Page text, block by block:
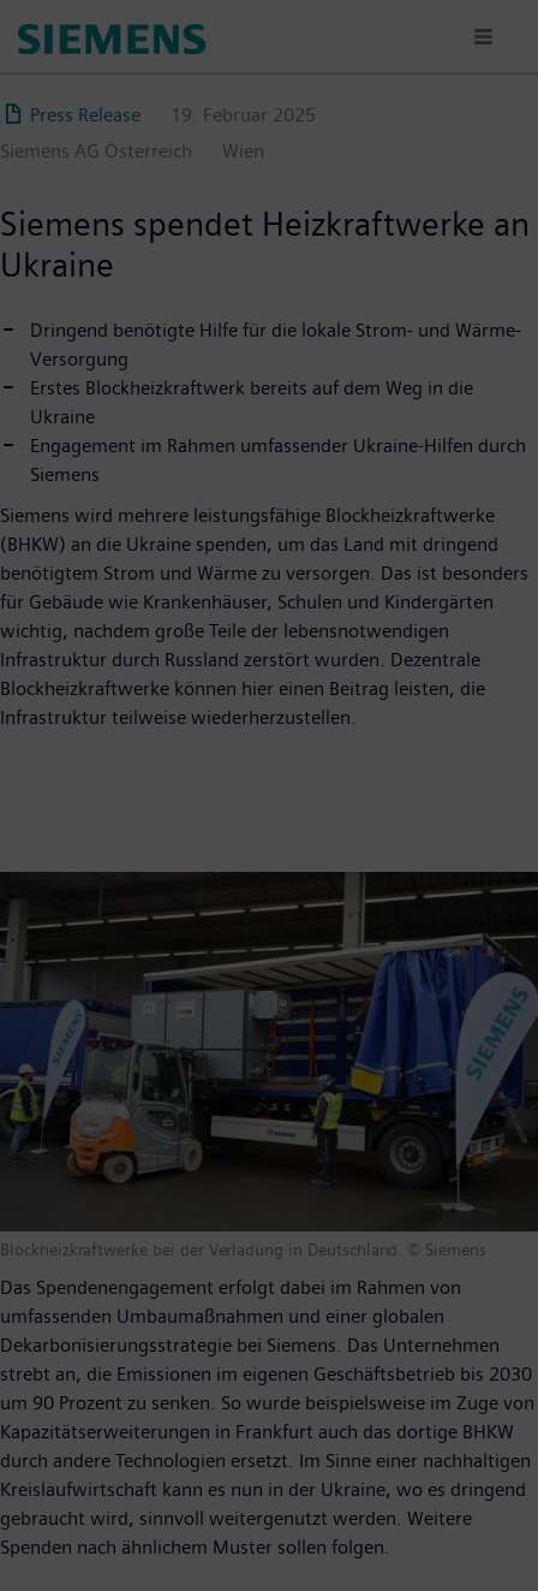
zum
Press Release
19. Februar 2025
Siemens AG Österreich
Wien
Siemens spendet Heizkraftwerke an
Ukraine
Dringend benötigte Hilfe für die lokale Strom- und Wärme-
Versorgung
Erstes Blockheizkraftwerk bereits auf dem Weg in die
Ukraine
Engagement im Rahmen umfassender Ukraine-Hilfen durch
Siemens
Siemens wird mehrere leistungsfähige Blockheizkraftwerke
(BHKW) an die Ukraine spenden, um das Land mit dringend
benötigtem Strom und Wärme zu versorgen. Das ist besonders
für Gebäude wie Krankenhäuser, Schulen und Kindergärten
wichtig, nachdem große Teile der lebensnotwendigen
Infrastruktur durch Russland zerstört wurden. Dezentrale
Blockheizkraftwerke können hier einen Beitrag leisten, die
Infrastruktur teilweise wiederherzustellen.
Blockheizkraftwerke bei der Verladung in Deutschland. © Siemens
Das Spendenengagement erfolgt dabei im Rahmen von
umfassenden Umbaumaßnahmen und einer globalen
Dekarbonisierungsstrategie bei Siemens. Das Unternehmen
strebt an, die Emissionen im eigenen Geschäftsbetrieb bis 2030
um 90 Prozent zu senken. So wurde beispielsweise im Zuge von
Kapazitätserweiterungen in Frankfurt auch das dortige BHKW
durch andere Technologien ersetzt. Im Sinne einer nachhaltigen
Kreislaufwirtschaft kann es nun in der Ukraine, wo es dringend
gebraucht wird, sinnvoll weitergenutzt werden. Weitere
Spenden nach ähnlichem Muster sollen folgen.